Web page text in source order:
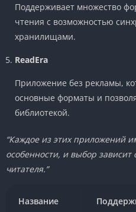
Поддерживает множество
чтения с возможностью
хранилищами.
ReadEra
Приложение без рекламы,
основные форматы и
библиотекой.
“Каждое из этих приложений
особенности, и выбор
читателя.”
Название